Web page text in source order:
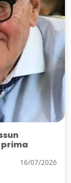
16/07/2026